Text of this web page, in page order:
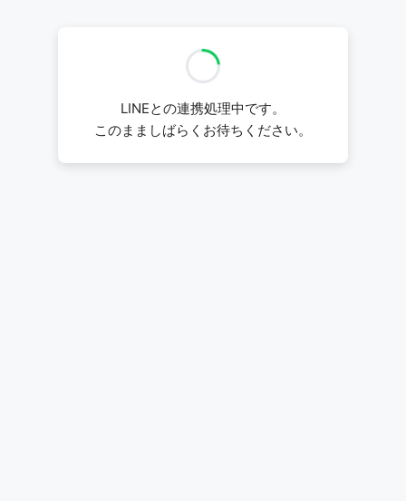
LINEとの連携処理中です。
このまましばらくお待ちください。